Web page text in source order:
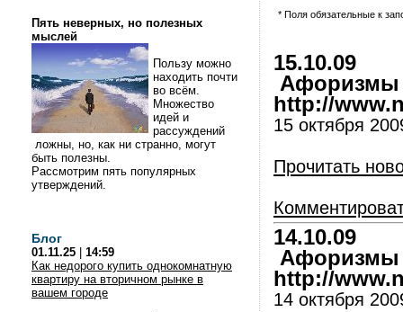
Пять неверных, но полезных
мыслей
Пользу можно
находить почти
во всём.
Множество
идей и
рассуждений
ложны, но, как ни странно, могут
быть полезны.
Рассмотрим пять популярных
утверждений.
Блог
01.11.25
14:59
Как недорого купить однокомнатную
квартиру на вторичном рынке в
вашем городе
* Поля обязательные к
15.10.09
Афоризмы
http://
15 октября
Прочитать
14.10.09
Афоризмы
http://
14 октября